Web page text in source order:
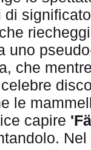
di
uno
che
le
capire
Nel